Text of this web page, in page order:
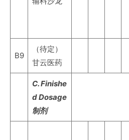
B9
（待定）
甘云医药
C. Finishe
d Dosage
制剂